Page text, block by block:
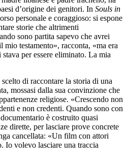
d’origine dei genitori. In Souls in
personale e coraggioso: si espone
storie che altrimenti
sono partita sapevo che avrei
testamento», racconta, «ma era
per essere eliminato. La mia
di raccontare la storia di una
mossasi dalla sua convinzione che
religiose. «Crescendo non
e non credenti. Quando sono con
è costruito quasi
dirette, per lasciare prove concrete
cancellata: «Un film con attori
Io volevo lasciare una traccia